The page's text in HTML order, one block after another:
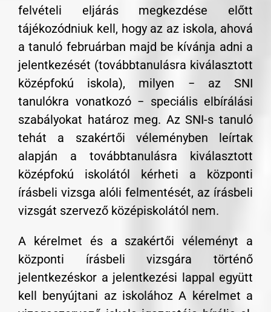
felvételi eljárás megkezdése előtt
tájékozódniuk kell, hogy az az iskola, ahová
a tanuló februárban majd be kívánja adni a
jelentkezését (továbbtanulásra kiválasztott
középfokú iskola), milyen − az SNI
tanulókra vonatkozó − speciális elbírálási
szabályokat határoz meg. Az SNI-s tanuló
tehát a szakértői véleményben leírtak
alapján a továbbtanulásra kiválasztott
középfokú iskolától kérheti a központi
írásbeli vizsga alóli felmentését, az írásbeli
vizsgát szervező középiskolától nem.
A kérelmet és a szakértői véleményt a
központi írásbeli vizsgára történő
jelentkezéskor a jelentkezési lappal együtt
kell benyújtani az iskolához A kérelmet a